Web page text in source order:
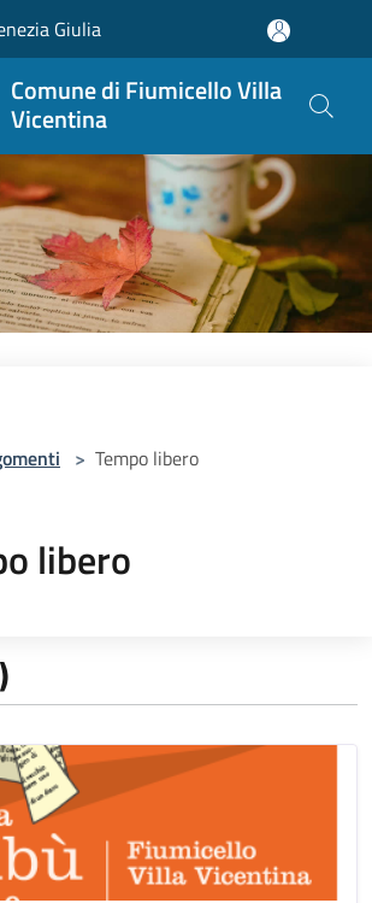
Giulia
Comune di Fiumicello Villa
Vicentina
> Tempo libero
libero